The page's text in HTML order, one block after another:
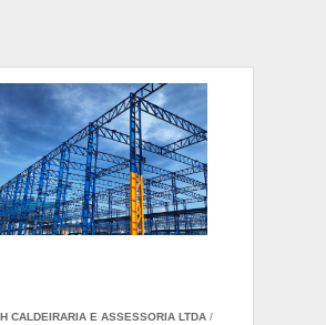
CALDEIRARIA E ASSESSORIA LTDA /